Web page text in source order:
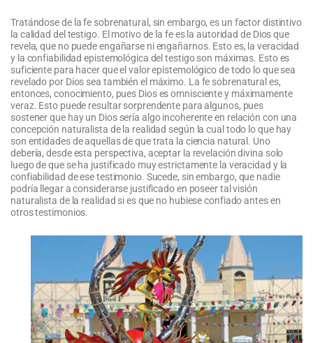
Tratándose de la fe sobrenatural, sin embargo, es un factor distintivo
la calidad del testigo. El motivo de la fe es la autoridad de Dios que
revela, que no puede engañarse ni engañarnos. Esto es, la veracidad
y la confiabilidad epistemológica del testigo son máximas. Esto es
suficiente para hacer que el valor epistemológico de todo lo que sea
revelado por Dios sea también el máximo. La fe sobrenatural es,
entonces, conocimiento, pues Dios es omnisciente y máximamente
veraz. Esto puede resultar sorprendente para algunos, pues
sostener que hay un Dios sería algo incoherente en relación con una
concepción naturalista de la realidad según la cual todo lo que hay
son entidades de aquellas de que trata la ciencia natural. Uno
debería, desde esta perspectiva, aceptar la revelación divina solo
luego de que se ha justificado muy estrictamente la veracidad y la
confiabilidad de ese testimonio. Sucede, sin embargo, que nadie
podría llegar a considerarse justificado en poseer tal visión
naturalista de la realidad si es que no hubiese confiado antes en
otros testimonios.